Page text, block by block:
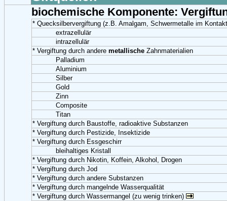
biochemische Komponente:
* Quecksilbervergiftung (z.B. Amalgam, Schwermetalle im
extrazellulär
intrazellulär
* Vergiftung durch andere metallische Zahnmaterialien
Palladium
Aluminium
Silber
Gold
Zinn
Composite
Titan
* Vergiftung durch Baustoffe, radioaktive Substanzen
* Vergiftung durch Pestizide, Insektizide
* Vergiftung durch Essgeschirr
bleihaltiges Kristall
* Vergiftung durch Nikotin, Koffein, Alkohol, Drogen
* Vergiftung durch Jod
* Vergiftung durch andere Substanzen
* Vergiftung durch mangelnde Wasserqualität
* Vergiftung durch Wassermangel (zu wenig trinken)